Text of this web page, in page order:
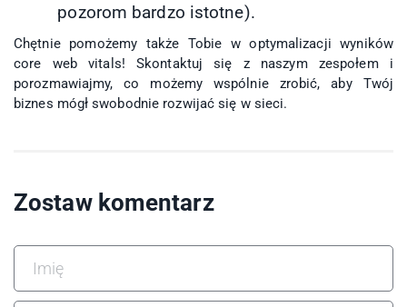
pozorom bardzo istotne).
Chętnie pomożemy także Tobie w optymalizacji wyników
core web vitals!Skontaktuj się z naszym zespołemi
porozmawiajmy, co możemy wspólnie zrobić, aby Twój
biznes mógł swobodnie rozwijać się w sieci.
Zostaw komentarz